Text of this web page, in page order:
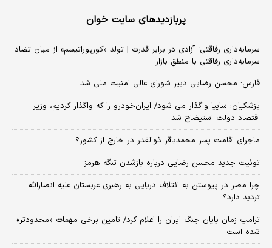
پربازدیدهای سایت خوان
سرمایه‌داری رفاقتی؛ آزادی در برابر قدرت | تولد «کورپوراتیسم» از میان تضاد
سرمایه‌داری رفاقتی با منطق بازار
فارس: محسن رضایی دبیر شورای عالی امنیت ملی شد
پزشکیان: سایپا واگذار می شود/ ایران‌خودرو را که واگذار کردیم، وزیر
اقتصاد دولت استیضاح شد
ماجرای اقامت پسر محمدباقر ذوالقدر در خارج از کشور؟
توئیت جدید محسن رضایی درباره بازشدن تنگه هرمز
چرا مصر در پیوستن به ائتلاف دریایی به رهبری عربستان علیه انصارالله
تردید دارد؟
ترامپ زمان پایان جنگ ایران را اعلام کرد/ تامین برخی مهمات «محدودتر»
شده است